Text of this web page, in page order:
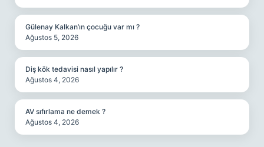
Gülenay Kalkan’ın çocuğu var mı ?
Ağustos 5, 2026
Diş kök tedavisi nasıl yapılır ?
Ağustos 4, 2026
AV sıfırlama ne demek ?
Ağustos 4, 2026